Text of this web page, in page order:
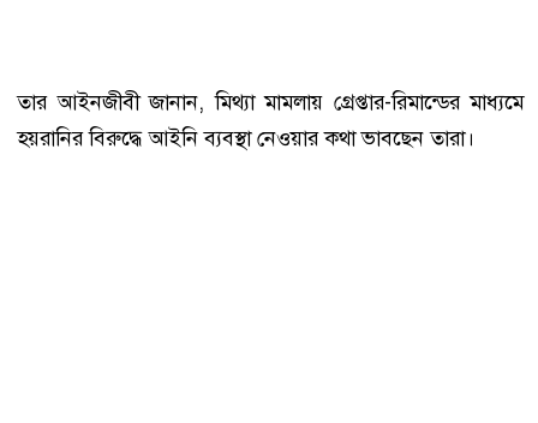
তার আইনজীবী জানান, মিথ্যা মামলায় গ্রেপ্তার-রিমান্ডের মাধ্যমে
হয়রানির বিরুদ্ধে আইনি ব্যবস্থা নেওয়ার কথা ভাবছেন তারা।